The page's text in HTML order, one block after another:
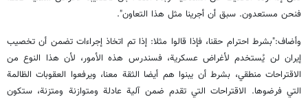
فنحن مستعدون. سبق أن أجرينا مثل هذا التعاون".
وأضاف:"بشرط احترام حقنا، فإذا قالوا مثلا: إذا تم اتخاذ إجراءات تضمن أن تخصيب
إيران لن يُستخدم لأغراض عسكرية، فسندرس هذه الأمور، لأن هذا النوع من
الاقتراحات منطقي، بشرط أن يبنوا هم أيضا الثقة معنا، ويرفعوا العقوبات الظالمة
التي فرضوها. الاقتراحات التي تقدم ضمن آلية عادلة ومتوازنة ومتزنة، ستكون